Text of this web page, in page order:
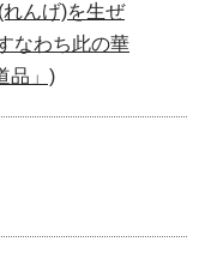
んげ)を生ぜ
なわち此の華
品」)